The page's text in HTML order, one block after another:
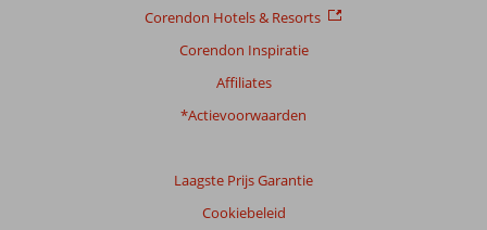
Corendon Hotels & Resorts
Corendon Inspiratie
Affiliates
*Actievoorwaarden
Laagste Prijs Garantie
Cookiebeleid